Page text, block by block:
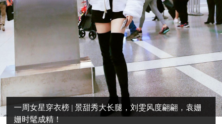
一周女星穿衣榜 | 景甜秀大长腿，刘雯风度翩翩，袁姗
姗时髦成精！